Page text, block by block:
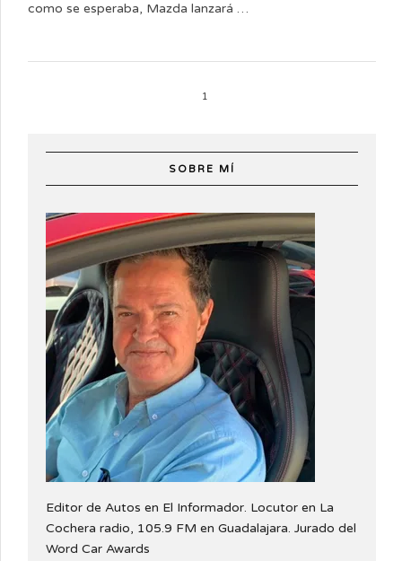
como se esperaba, Mazda lanzará …
1
SOBRE MÍ
Editor de Autos en El Informador. Locutor en La
Cochera radio, 105.9 FM en Guadalajara. Jurado del
Word Car Awards